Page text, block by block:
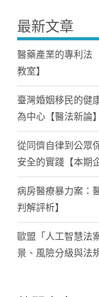
最新文章
醫藥產業的專利法
教室】
臺灣婚姻移民的健
為中心【醫法新論】
從同儕自律到公眾
安全的實踐【本期
病房醫療暴力案：
判解評析】
歐盟「人工智慧法
景、風險分級與法